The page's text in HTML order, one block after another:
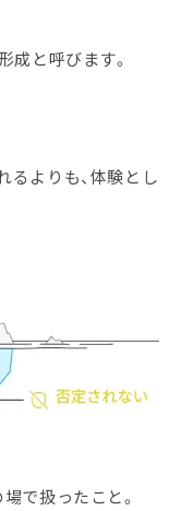
成と呼びます。
るよりも、体験とし
で扱ったこと。